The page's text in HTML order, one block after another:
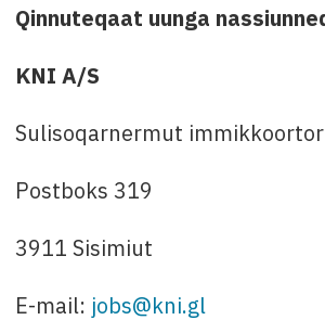
Qinnuteqaat uunga
KNI A/S
Sulisoqarnermut
Postboks 319
3911 Sisimiut
E-mail: jobs@kni.gl